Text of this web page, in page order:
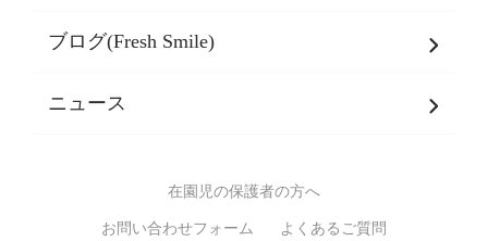
乳児期・幼児期・
バイリンガル保育園
スポーツ保育園
会社概要
SDGsについて
ブログ(Fresh Smile)
ニュース
在園児の保護者の方へ
お問い合わせフォーム よくあるご質問